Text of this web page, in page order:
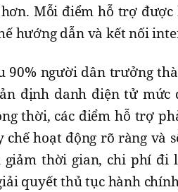
Mỗi điểm hỗ trợ
hướng dẫn và kết nối
90% người dân trưởng
định danh điện tử mức
thời, các điểm hỗ trợ
chế hoạt động rõ ràng và
thời gian, chi phí đi
quyết thủ tục hành